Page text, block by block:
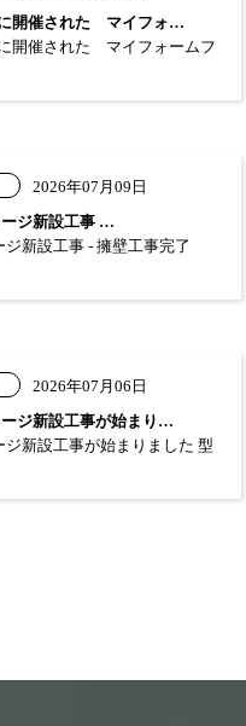
に開催された マイフォ…
開催された マイフォームフ
2026年07月09日
ジ新設工事 …
新設工事 - 擁壁工事完了
2026年07月06日
ジ新設工事が始まり…
新設工事が始まりました 型